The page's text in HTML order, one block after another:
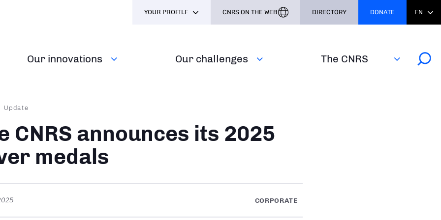
Our innovations Our challenges The CNRS
YOUR PROFILE CNRS ON THE WEB DIRECTORY DONATE EN
Update
CNRS announces its 2025
medals
CORPORATE